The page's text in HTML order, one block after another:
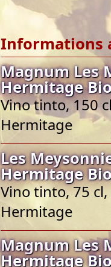
Informations
Magnum Les
Hermitage
Vino tinto, 150
Hermitage
Les
Hermitage
Vino tinto, 75 cl,
Hermitage
Magnum Les
Hermitage